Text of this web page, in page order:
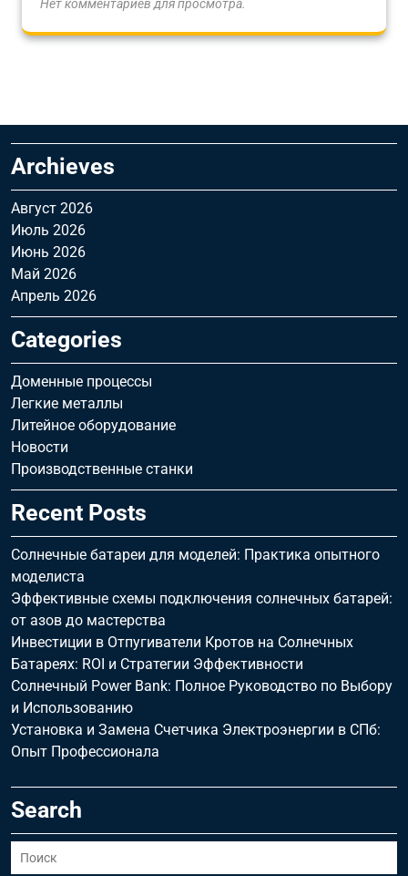
Нет комментариев для просмотра.
Archieves
Август 2026
Июль 2026
Июнь 2026
Май 2026
Апрель 2026
Categories
Доменные процессы
Легкие металлы
Литейное оборудование
Новости
Производственные станки
Recent Posts
Солнечные батареи для моделей: Практика опытного
моделиста
Эффективные схемы подключения солнечных батарей:
от азов до мастерства
Инвестиции в Отпугиватели Кротов на Солнечных
Батареях: ROI и Стратегии Эффективности
Солнечный Power Bank: Полное Руководство по Выбору
и Использованию
Установка и Замена Счетчика Электроэнергии в СПб:
Опыт Профессионала
Search